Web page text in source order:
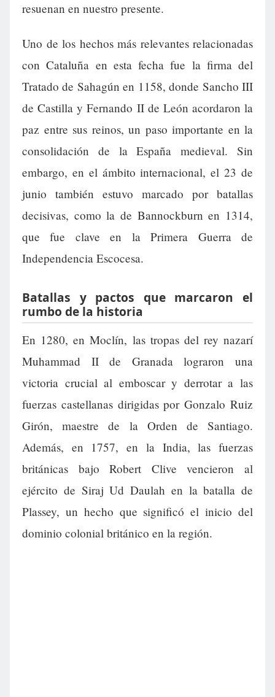
resuenan en nuestro presente.
Uno de los hechos más relevantes relacionadas
con Cataluña en esta fecha fue la firma del
Tratado de Sahagún en 1158, donde Sancho III
de Castilla y Fernando II de León acordaron la
paz entre sus reinos, un paso importante en la
consolidación de la España medieval. Sin
embargo, en el ámbito internacional, el 23 de
junio también estuvo marcado por batallas
decisivas, como la de Bannockburn en 1314,
que fue clave en la Primera Guerra de
Independencia Escocesa.
Batallas y pactos que marcaron el
rumbo de la historia
En 1280, en Moclín, las tropas del rey nazarí
Muhammad II de Granada lograron una
victoria crucial al emboscar y derrotar a las
fuerzas castellanas dirigidas por Gonzalo Ruiz
Girón, maestre de la Orden de Santiago.
Además, en 1757, en la India, las fuerzas
británicas bajo Robert Clive vencieron al
ejército de Siraj Ud Daulah en la batalla de
Plassey, un hecho que significó el inicio del
dominio colonial británico en la región.